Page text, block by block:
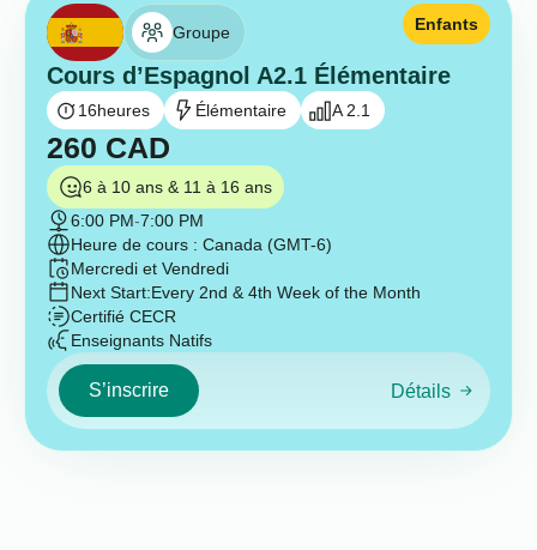
Groupe
Cours d’Espagnol A2.1 Élémentaire
Enfants
16heures Élémentaire A 2.1
260 CAD
6 à 10 ans & 11 à 16 ans
6:00 PM-7:00 PM
Heure de cours : Canada (GMT-6)
Mercredi et Vendredi
Next Start:Every 2nd & 4th Week of the Month
Certifié CECR
Enseignants Natifs
S’inscrire Détails